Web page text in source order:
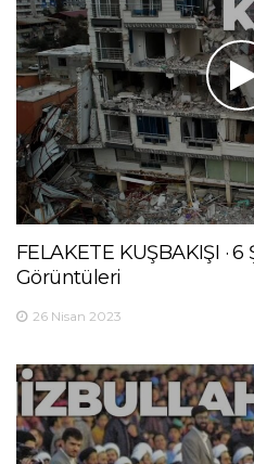
FELAKETE KUŞBAKIŞI ·
Görüntüleri
26 Nisan 2023